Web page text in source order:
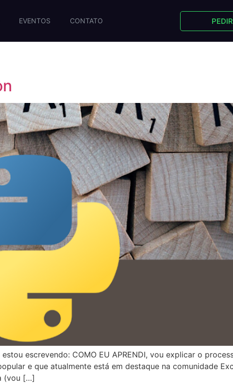
EVENTOS CONTATO
escrevendo: COMO EU APRENDI, vou explicar o
e que atualmente está em destaque na comunidade
(vou […]